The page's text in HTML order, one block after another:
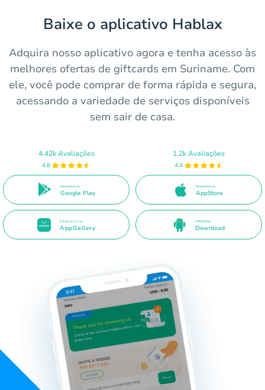
Baixe o aplicativo Hablax
Adquira nosso aplicativo agora e tenha acesso às
melhores ofertas de giftcards em Suriname. Com
ele, você pode comprar de forma rápida e segura,
acessando a variedade de serviços disponíveis
sem sair de casa.
4.42k Avaliações
4.8
Disponível no
Google Play
1.2k Avaliações
4.4
Disponível na
AppStore
Disponível na
AppGallery
APK Direto
Download